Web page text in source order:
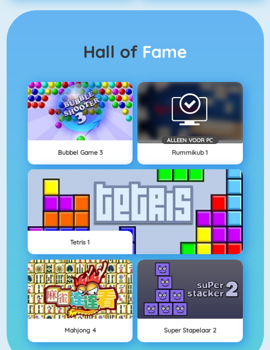
Hall of Fame
Bubbel Game 3
ALLEEN VOOR PC
Rummikub 1
Tetris 1
Mahjong 4 Super Stapelaar 2